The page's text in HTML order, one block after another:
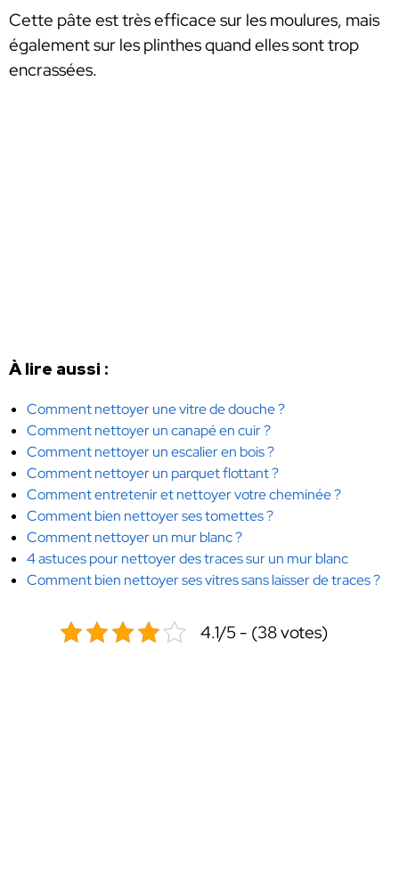
Cette pâte est très efficace sur les moulures, mais
également sur les plinthes quand elles sont trop
encrassées.
À lire aussi :
Comment nettoyer une vitre de douche ?
Comment nettoyer un canapé en cuir ?
Comment nettoyer un escalier en bois ?
Comment nettoyer un parquet flottant ?
Comment entretenir et nettoyer votre cheminée ?
Comment bien nettoyer ses tomettes ?
Comment nettoyer un mur blanc ?
4 astuces pour nettoyer des traces sur un mur blanc
Comment bien nettoyer ses vitres sans laisser de traces ?
4.1/5 - (38 votes)